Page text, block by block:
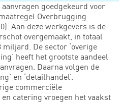
goedgekeurd voor
Overbrugging
Aan deze werkgevers is de
overgemaakt, in totaal
De sector ‘overige
heeft het grootste aandeel
Daarna volgen de
en ‘detailhandel’.
commerciële
catering vroegen het vaakst